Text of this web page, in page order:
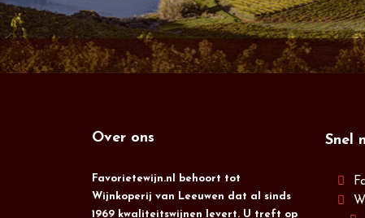
Over ons
Favorietewijn.nl behoort tot
Wijnkoperij van Leeuwen dat al sinds
1969 kwaliteitswijnen levert. U treft op
Snel